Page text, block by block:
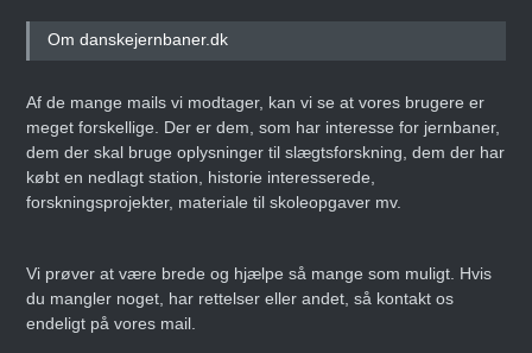
Om danskejernbaner.dk
Af de mange mails vi modtager, kan vi se at vores brugere er
meget forskellige. Der er dem, som har interesse for jernbaner,
dem der skal bruge oplysninger til slægtsforskning, dem der har
købt en nedlagt station, historie interesserede,
forskningsprojekter, materiale til skoleopgaver mv.
Vi prøver at være brede og hjælpe så mange som muligt. Hvis
du mangler noget, har rettelser eller andet, så kontakt os
endeligt på vores mail.